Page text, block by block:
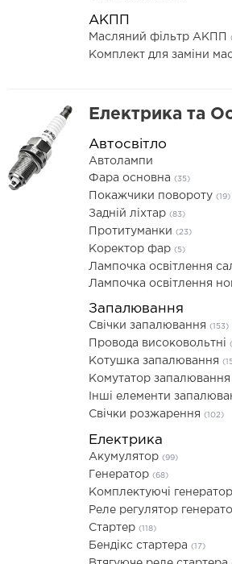
АКПП
Масляний фільтр АКПП
Комплект для заміни
Електрика та
Автосвітло
Автолампи
Фара основна (35)
Покажчики повороту (19)
Задній ліхтар (83)
Протитуманки (23)
Коректор фар (5)
Лампочка освітлення
Лампочка освітлення
Запалювання
Свічки запалювання (153)
Провода високовольтні
Котушка запалювання
Комутатор запалювання
Інші елементи
Свічки розжарення (102)
Електрика
Акумулятор (99)
Генератор (68)
Комплектуючі
Реле регулятор
Стартер (118)
Бендікс стартера (17)